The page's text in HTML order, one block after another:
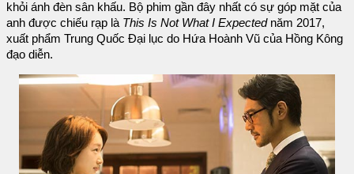
khỏi ánh đèn sân khấu. Bộ phim gần đây nhất có sự góp mặt của
anh được chiếu rạp là This Is Not What I Expectednăm 2017,
xuất phẩm Trung Quốc Đại lục do Hứa Hoành Vũ của Hồng Kông
đạo diễn.